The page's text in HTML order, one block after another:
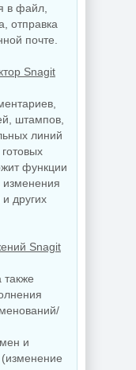
11
by
NEW
10.0.5
NEW
NEW
в файл,
отправка
почте.
Snagit
штампов,
линий
функции
других
Snagit
и